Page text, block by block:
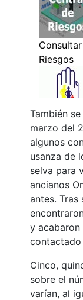
También
marzo del
algunos
usanza de
selva para
ancianos
antes. Tras
y acabaron
contactado
Cinco,
sobre el
varían, al